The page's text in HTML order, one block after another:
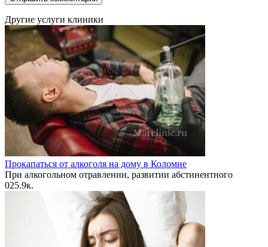
Другие услуги клиники
Прокапаться от алкоголя на дому в Коломне
При алкогольном отравлении, развитии абстинентного
025.9к.